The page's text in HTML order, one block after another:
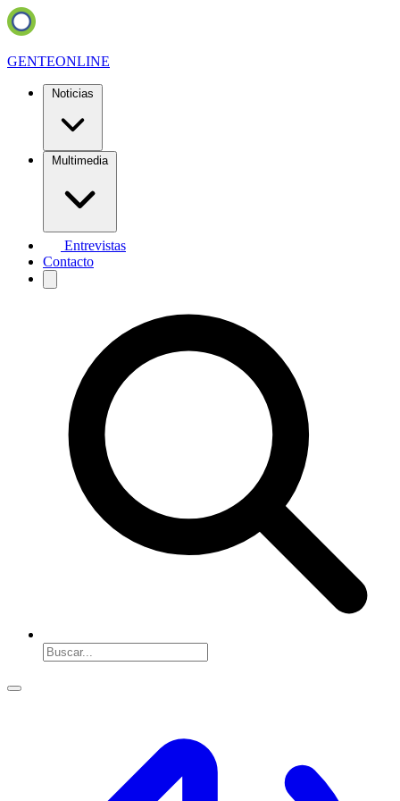
GENTEONLINE
Noticias
Multimedia
Entrevistas
Contacto